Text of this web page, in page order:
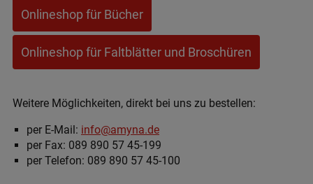
Onlineshop für Bücher
Onlineshop für Faltblätter und Broschüren
Weitere Möglichkeiten, direkt bei uns zu bestellen:
per E-Mail: info@amyna.de
per Fax: 089 890 57 45-199
per Telefon: 089 890 57 45-100